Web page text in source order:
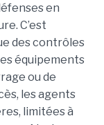
en
C’est
des contrôles
équipements
ou de
les agents
limitées à